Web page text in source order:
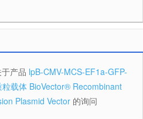
产品 lpB-CMV-MCS-EF1a-GFP-
载体 BioVector® Recombinant
Plasmid Vector 的询问